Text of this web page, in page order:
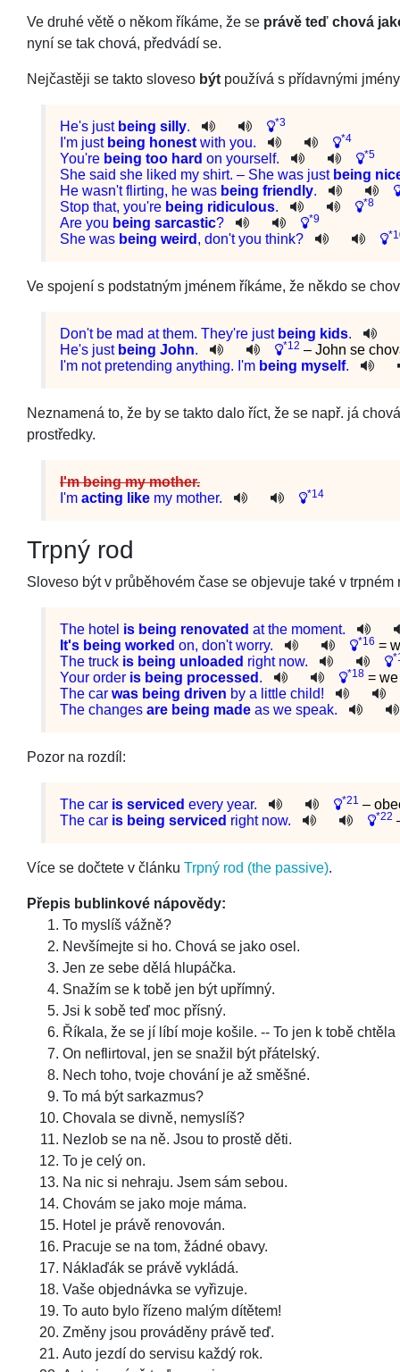
Ve druhé větě o někom říkáme, že se právě teď chová
nyní se tak chová, předvádí se.
Nejčastěji se takto sloveso být používá s přídavnými
He's just being silly. *3
'm just being honest with you. *4
You're being too hard on yourself. *5
She said she liked my shirt. – She was just being
He wasn't flirting, he was being friendly.
Stop that, you're being ridiculous. *8
Are you being sarcastic? *9
She was being weird , don't you think?
Ve spojení s podstatným jménem říkáme, že někdo se
Don't be mad at them. They're just being kids.
He's just being John. *12 – John se
'm not pretending anything. 'm being myself.
Neznamená to, že by se takto dalo říct, že se např. já
prostředky.
I'm being my mother.
'm acting like my mother. *14
Trpný rod
Sloveso být v průběhovém čase se objevuje také v
The hotel is being renovated at the moment.
It's being worked on, don't worry. *16 =
The truck is being unloaded right now.
Your order is being processed . *18 =
The car was being driven by a little child!
The changes are being made as we speak.
Pozor na rozdíl:
The car is serviced every year. *21 –
The car is being serviced right now. *22
Více se dočtete v článku Trpný rod (the passive).
Přepis bublinkové nápovědy:
To myslíš vážně?
Nevšímejte si ho. Chová se jako osel.
Jen ze sebe dělá hlupáčka.
Snažím se k tobě jen být upřímný.
Jsi k sobě teď moc přísný.
Říkala, že se jí líbí moje košile. -- To jen k tobě chtěla
On neflirtoval, jen se snažil být přátelský.
Nech toho, tvoje chování je až směšné.
To má být sarkazmus?
Chovala se divně, nemyslíš?
Nezlob se na ně. Jsou to prostě děti.
To je celý on.
Na nic si nehraju. Jsem sám sebou.
Chovám se jako moje máma.
Hotel je právě renovován.
Pracuje se na tom, žádné obavy.
Náklaďák se právě vykládá.
Vaše objednávka se vyřizuje.
To auto bylo řízeno malým dítětem!
Změny jsou prováděny právě teď.
Auto jezdí do servisu každý rok.